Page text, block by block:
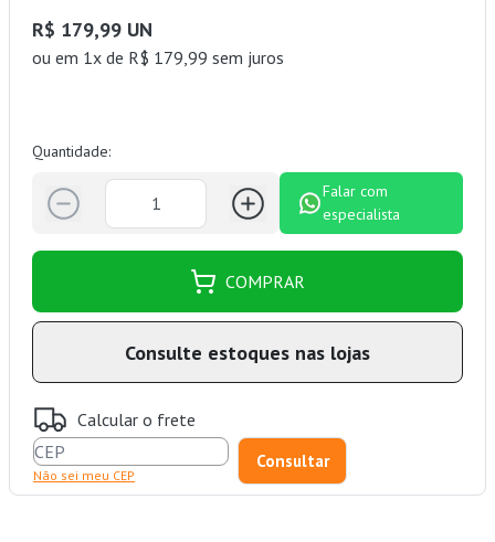
R$ 179,99 UN
ou em 1x de R$ 179,99 sem juros
Quantidade:
Falar com
especialista
COMPRAR
Consulte estoques nas lojas
Calcular o frete
Não sei meu CEP